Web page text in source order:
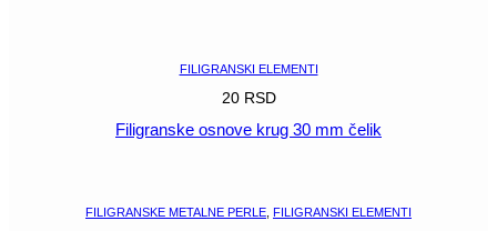
FILIGRANSKI ELEMENTI
20 RSD
Filigranske osnove krug 30 mm čelik
FILIGRANSKE METALNE PERLE, FILIGRANSKI ELEMENTI